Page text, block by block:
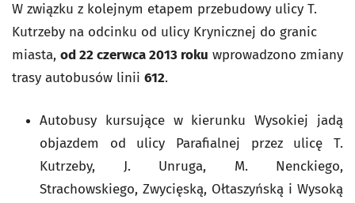
W związku z kolejnym etapem przebudowy ulicy T.
Kutrzeby na odcinku od ulicy Krynicznej do granic
miasta, od 22 czerwca 2013 roku wprowadzono zmiany
trasy autobusów linii 612.
Autobusy kursujące w kierunku Wysokiej jadą
objazdem od ulicy Parafialnej przez ulicę T.
Kutrzeby, J. Unruga, M. Nenckiego,
Strachowskiego, Zwycięską, Ołtaszyńską i Wysoką